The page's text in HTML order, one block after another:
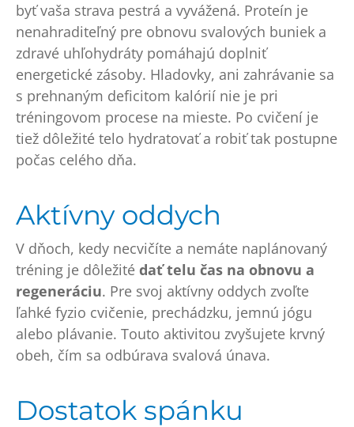
byť vaša strava pestrá a vyvážená. Proteín je
nenahraditeľný pre obnovu svalových buniek a
zdravé uhľohydráty pomáhajú doplniť
energetické zásoby. Hladovky, ani zahrávanie sa
s prehnaným deficitom kalórií nie je pri
tréningovom procese na mieste. Po cvičení je
tiež dôležité telo hydratovať a robiť tak postupne
počas celého dňa.
Aktívny oddych
V dňoch, kedy necvičíte a nemáte naplánovaný
tréning je dôležité dať telu čas na obnovu a
regeneráciu. Pre svoj aktívny oddych zvoľte
ľahké fyzio cvičenie, prechádzku, jemnú jógu
alebo plávanie. Touto aktivitou zvyšujete krvný
obeh, čím sa odbúrava svalová únava.
Dostatok spánku